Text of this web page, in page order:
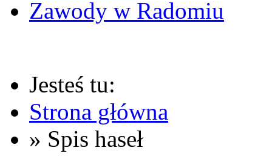
Zawody w Radomiu
Jesteś tu:
Strona główna
» Spis haseł